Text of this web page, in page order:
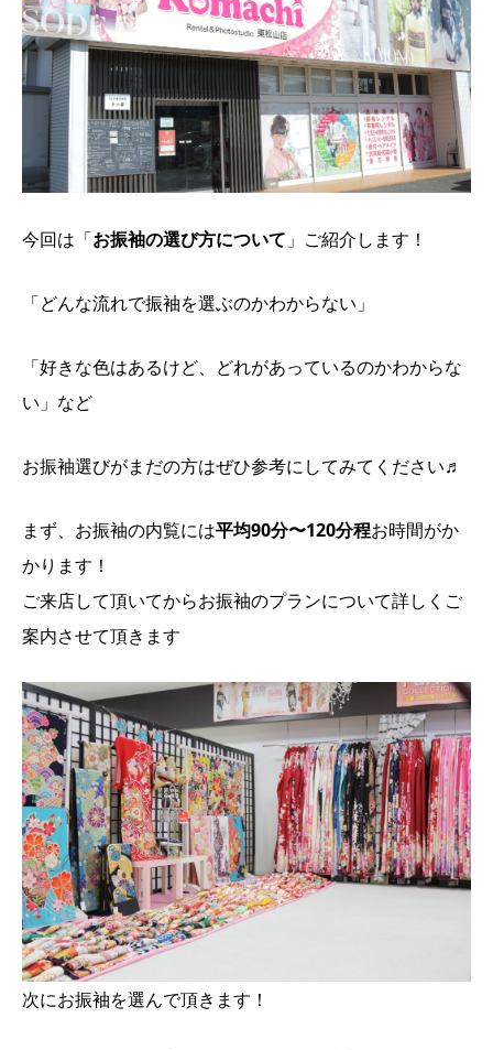
今回は「お振袖の選び方について 」ご紹介します！
「どんな流れで振袖を選ぶのかわからない」
「好きな色はあるけど、どれがあっているのかわからな
い」など
お振袖選びがまだの方はぜひ参考にしてみてください♬
まず、お振袖の内覧には平均90分〜120分程お時間がか
かります！
ご来店して頂いてからお振袖のプランについて詳しくご
案内させて頂きます
次にお振袖を選んで頂きます！